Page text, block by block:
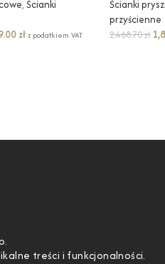
, Ścianki
złz podatkiem VAT
Ścianki
przyścienne
2,468.70zł
treści i funkcjonalności.